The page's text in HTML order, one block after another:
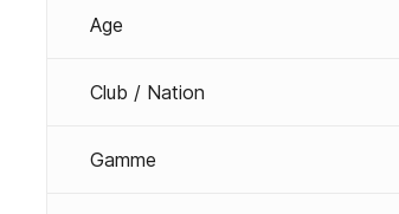
Age
Club / Nation
Gamme